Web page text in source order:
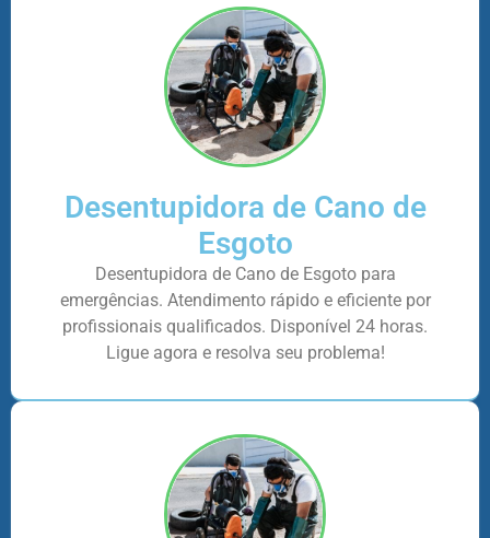
Desentupidora de Cano de
Esgoto
Desentupidora de Cano de Esgoto para
emergências. Atendimento rápido e eficiente por
profissionais qualificados. Disponível 24 horas.
Ligue agora e resolva seu problema!